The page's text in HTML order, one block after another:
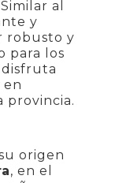
al
y
robusto y
para los
disfruta
provincia.
origen
, en el